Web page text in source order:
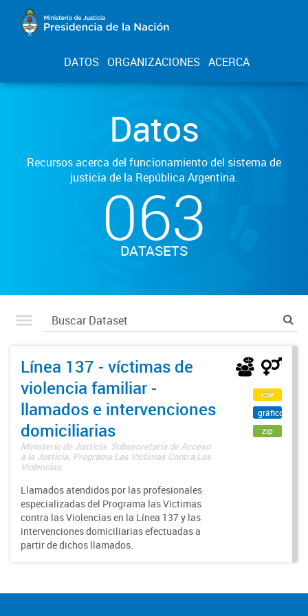
DATOS ORGANIZACIONES ACERCA
Datos
Recursos acerca del funcionamiento del sistema de
justicia de la República Argentina.
063
DATASETS
Línea 137 - víctimas de
violencia familiar -
llamados e intervenciones
domiciliarias
Ministerio de Justicia. Subsecretaría de Acceso
a la Justicia. Programa Las Víctimas Contra Las
Violencias
Llamados atendidos por las profesionales
especializadas del Programa las Víctimas
contra las Violencias en la Línea 137 y las
intervenciones domiciliarias efectuadas a
partir de dichos llamados.
csv
gráfico
zip